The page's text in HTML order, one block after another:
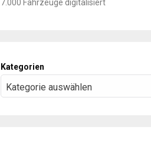
7.000 Fahrzeuge digitalisiert
Kategorien